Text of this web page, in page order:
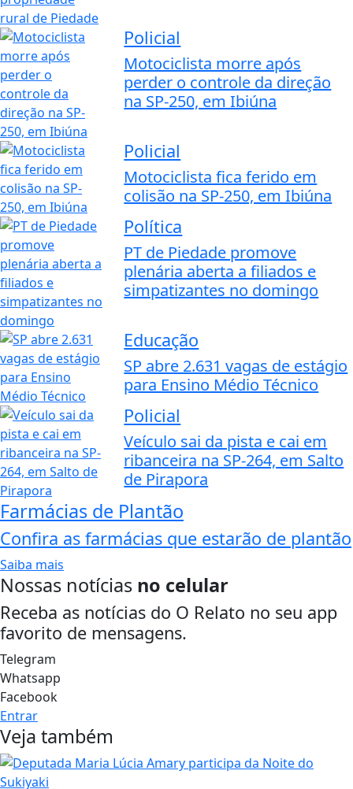
Policial
Motociclista morre após
perder o controle da direção
na SP-250, em Ibiúna
Policial
Motociclista fica ferido em
colisão na SP-250, em Ibiúna
Política
PT de Piedade promove
plenária aberta a filiados e
simpatizantes no domingo
Educação
SP abre 2.631 vagas de estágio
para Ensino Médio Técnico
Policial
Veículo sai da pista e cai em
ribanceira na SP-264, em Salto
de Pirapora
Farmácias de Plantão
Confira as farmácias que estarão de plantão
Saiba mais
Nossas notícias no celular
Receba as notícias do O Relato no seu app
favorito de mensagens.
Telegram
Whatsapp
Facebook
Entrar
Veja também